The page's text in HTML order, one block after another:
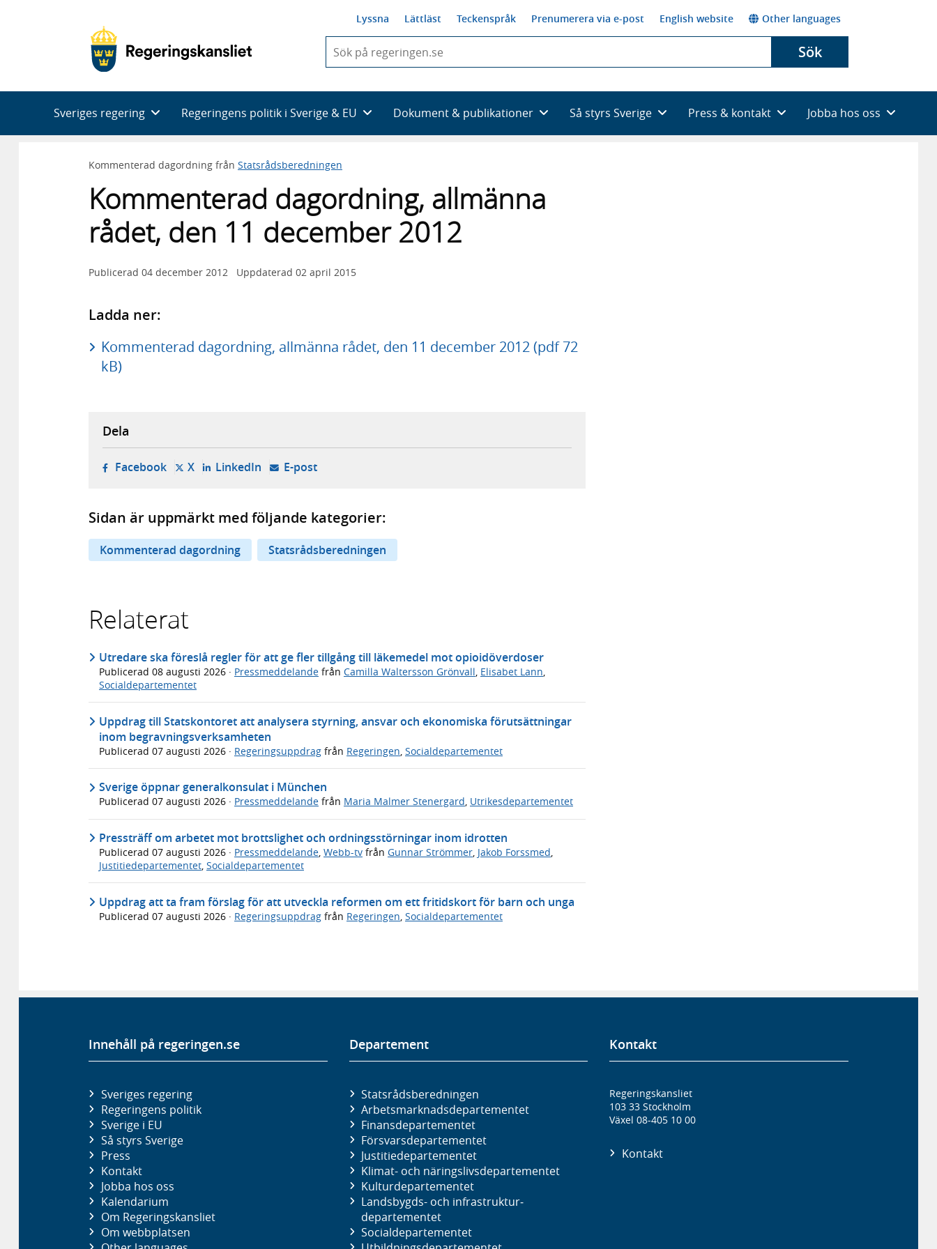
Lyssna Lättläst Teckenspråk Prenumerera via e-post English website Other languages
du
skriva
framträder
en
med
Sök
Sveriges regering Regeringens politik i Sverige & EU Dokument & publikationer Så styrs Sverige Press & kontakt Jobba hos oss
Kommenterad dagordning från Statsrådsberedningen
Kommenterad dagordning, allmänna
rådet, den 11 december 2012
Publicerad 04 december 2012 Uppdaterad 02 april 2015
Ladda ner:
Kommenterad dagordning, allmänna rådet, den 11 december 2012 (pdf 72
kB)
Dela
Facebook- öppnas i ny flik, extern webbplats,
X- öppnas i ny flik, extern webbplats,
LinkedIn- öppnas i ny flik, extern webbplats,
E-post- öppnar din e-postklient,
Sidan är uppmärkt med följande kategorier:
Kommenterad dagordning Statsrådsberedningen
Relaterat
Utredare ska föreslå regler för att ge fler tillgång till läkemedel mot opioidöverdoser
Publicerad 08 augusti 2026 · Pressmeddelande från Camilla Waltersson Grönvall, Elisabet Lann,
Socialdepartementet
Uppdrag till Statskontoret att analysera styrning, ansvar och ekonomiska förutsättningar
inom begravningsverksamheten
Publicerad 07 augusti 2026 · Regeringsuppdrag från Regeringen Socialdepartementet
Sverige öppnar generalkonsulat i München
Publicerad 07 augusti 2026 · Pressmeddelande från Maria Malmer Stenergard, Utrikesdepartementet
Pressträff om arbetet mot brottslighet och ordningsstörningar inom idrotten
Publicerad 07 augusti 2026 · Pressmeddelande, Webb-tv från Gunnar Strömmer, Jakob Forssmed,
Justitiedepartementet, Socialdepartementet
Uppdrag att ta fram förslag för att utveckla reformen om ett fritidskort för barn och unga
Publicerad 07 augusti 2026 · Regeringsuppdrag från Regeringen Socialdepartementet
Innehåll på regeringen.se
Sveriges regering
Regeringens politik
Sverige i EU
Så styrs Sverige
Press
Kontakt
Jobba hos oss
Kalendarium
Om Regeringskansliet
Om webbplatsen
Departement
Statsrådsberedningen
Arbetsmarknads­departementet
Finans­departementet
Försvars­departementet
Justitie­departementet
Klimat- och näringslivs­departementet
Kultur­departementet
Landsbygds- och infrastruktur­
departementet
Social­departementet
Kontakt
Regeringskansliet
103 33 Stockholm
Växel 08-405 10 00
Kontakt